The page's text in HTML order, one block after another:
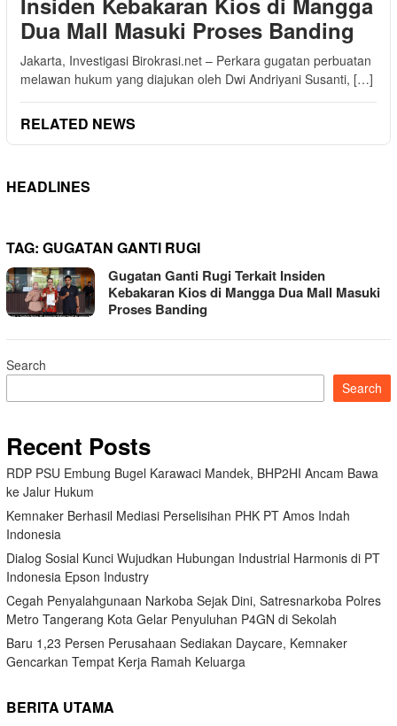
Dua Mall Masuki Proses Banding
Jakarta, Investigasi Birokrasi.net – Perkara gugatan perbuatan
melawan hukum yang diajukan oleh Dwi Andriyani Susanti, […]
RELATED NEWS
HEADLINES
TAG: GUGATAN GANTI RUGI
Gugatan Ganti Rugi Terkait Insiden
Kebakaran Kios di Mangga Dua Mall Masuki
Proses Banding
Search
Search
Recent Posts
RDP PSU Embung Bugel Karawaci Mandek, BHP2HI Ancam Bawa
ke Jalur Hukum
Kemnaker Berhasil Mediasi Perselisihan PHK PT Amos Indah
Indonesia
Dialog Sosial Kunci Wujudkan Hubungan Industrial Harmonis di PT
Indonesia Epson Industry
Cegah Penyalahgunaan Narkoba Sejak Dini, Satresnarkoba Polres
Metro Tangerang Kota Gelar Penyuluhan P4GN di Sekolah
Baru 1,23 Persen Perusahaan Sediakan Daycare, Kemnaker
Gencarkan Tempat Kerja Ramah Keluarga
BERITA UTAMA